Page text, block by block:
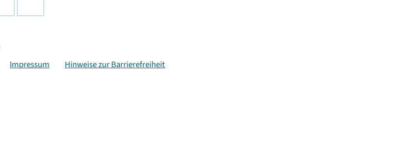
Impressum Hinweise zur Barrierefreiheit